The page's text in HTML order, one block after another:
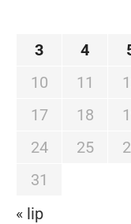
3
4
10
11
17
18
24
25
31
« lip